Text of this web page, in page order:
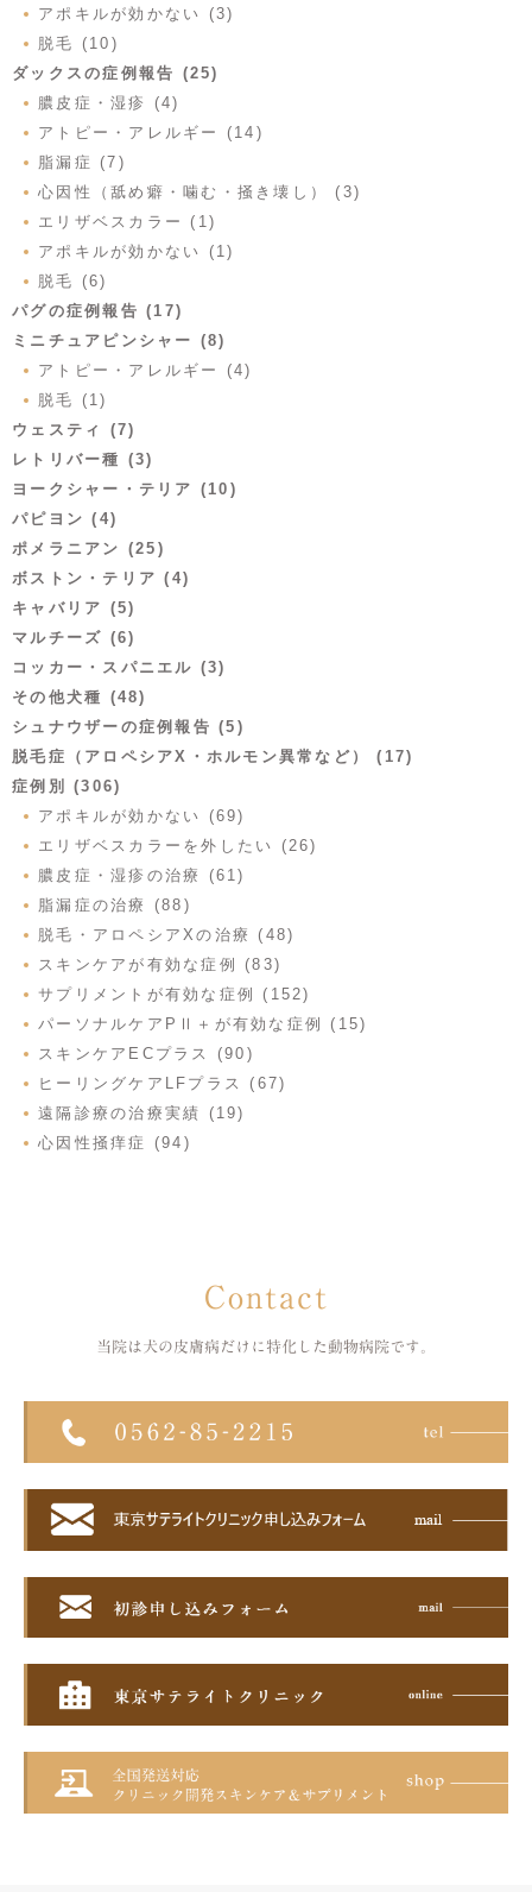
アポキルが効かない (3)
脱毛 (10)
ダックスの症例報告 (25)
膿皮症・湿疹 (4)
アトピー・アレルギー (14)
脂漏症 (7)
心因性（舐め癖・噛む・掻き壊し） (3)
エリザベスカラー (1)
アポキルが効かない (1)
脱毛 (6)
パグの症例報告 (17)
ミニチュアピンシャー (8)
アトピー・アレルギー (4)
脱毛 (1)
ウェスティ (7)
レトリバー種 (3)
ヨークシャー・テリア (10)
パピヨン (4)
ポメラニアン (25)
ボストン・テリア (4)
キャバリア (5)
マルチーズ (6)
コッカー・スパニエル (3)
その他犬種 (48)
シュナウザーの症例報告 (5)
脱毛症（アロペシアX・ホルモン異常など） (17)
症例別 (306)
アポキルが効かない (69)
エリザベスカラーを外したい (26)
膿皮症・湿疹の治療 (61)
脂漏症の治療 (88)
脱毛・アロペシアXの治療 (48)
スキンケアが有効な症例 (83)
サプリメントが有効な症例 (152)
パーソナルケアPⅡ＋が有効な症例 (15)
スキンケアECプラス (90)
ヒーリングケアLFプラス (67)
遠隔診療の治療実績 (19)
心因性掻痒症 (94)
Contact
当院は犬の皮膚病だけに特化した 動物病院です。